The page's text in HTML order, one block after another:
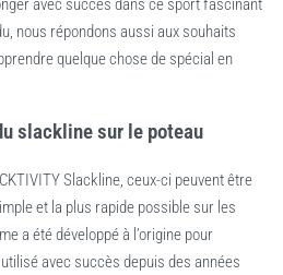
nous répondons aussi aux souhaits
quelque chose de spécial en
slackline sur le poteau
Slackline, ceux-ci peuvent être
et la plus rapide possible sur les
a été développé à l’origine pour
avec succès depuis des années